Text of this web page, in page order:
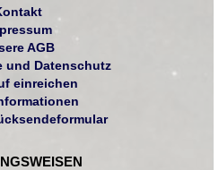
AGB
und Datenschutz
einreichen